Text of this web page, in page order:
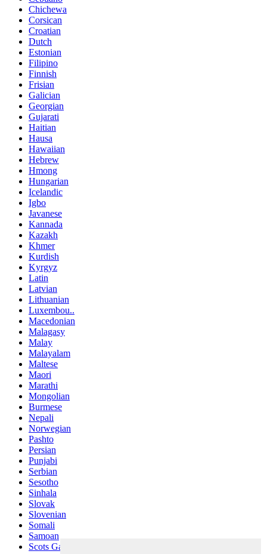
Chichewa
Corsican
Croatian
Dutch
Estonian
Filipino
Finnish
Frisian
Galician
Georgian
Gujarati
Haitian
Hausa
Hawaiian
Hebrew
Hmong
Hungarian
Icelandic
Igbo
Javanese
Kannada
Kazakh
Khmer
Kurdish
Kyrgyz
Latin
Latvian
Lithuanian
Luxembou..
Macedonian
Malagasy
Malay
Malayalam
Maltese
Maori
Marathi
Mongolian
Burmese
Nepali
Norwegian
Pashto
Persian
Punjabi
Serbian
Sesotho
Sinhala
Slovak
Slovenian
Somali
Samoan
Scots Gaelic